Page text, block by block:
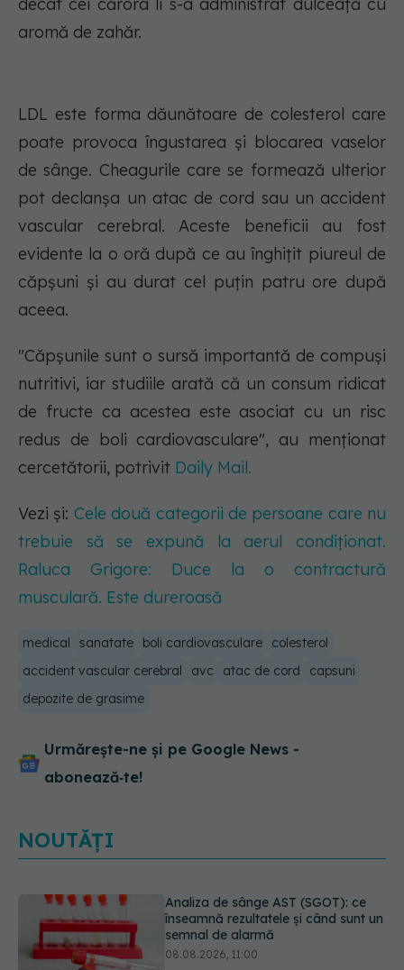
decât cei cărora li s-a administrat dulceață cu
aromă de zahăr.
LDL este forma dăunătoare de colesterol care
poate provoca îngustarea și blocarea vaselor
de sânge. Cheagurile care se formează ulterior
pot declanșa un atac de cord sau un accident
vascular cerebral. Aceste beneficii au fost
evidente la o oră după ce au înghițit piureul de
căpșuni și au durat cel puțin patru ore după
aceea.
"Căpșunile sunt o sursă importantă de compuși
nutritivi, iar studiile arată că un consum ridicat
de fructe ca acestea este asociat cu un risc
redus de boli cardiovasculare", au menționat
cercetătorii, potrivit Daily Mail.
Vezi și: Cele două categorii de persoane care nu
trebuie să se expună la aerul condiționat.
Raluca Grigore: Duce la o contractură
musculară. Este dureroasă
medical sanatate boli cardiovasculare
colesterol
accident vascular cerebral
avc atac de cord
capsuni
depozite de grasime
Urmărește-ne și pe Google News -
abonează‑te!
NOUTĂȚI
Trucul simplu de vară care te
răcorește după duș. De ce este bine
să nu te ștergi imediat
08.08.2026, 10:37